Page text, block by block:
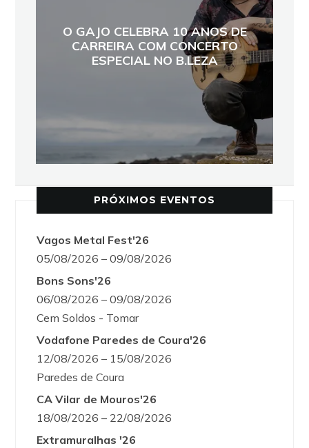
O GAJO CELEBRA 10 ANOS DE
CARREIRA COM CONCERTO
ESPECIAL NO B.LEZA
PRÓXIMOS EVENTOS
Vagos Metal Fest'26
05/08/2026 – 09/08/2026
Bons Sons'26
06/08/2026 – 09/08/2026
Cem Soldos - Tomar
Vodafone Paredes de Coura'26
12/08/2026 – 15/08/2026
Paredes de Coura
CA Vilar de Mouros'26
18/08/2026 – 22/08/2026
Extramuralhas '26